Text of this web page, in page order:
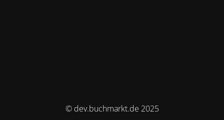
© dev.buchmarkt.de 2025